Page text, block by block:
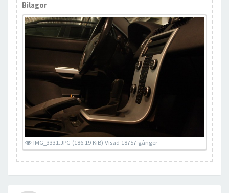
Bilagor
IMG_3331.JPG (186.19 KiB) Visad 18757 gånger